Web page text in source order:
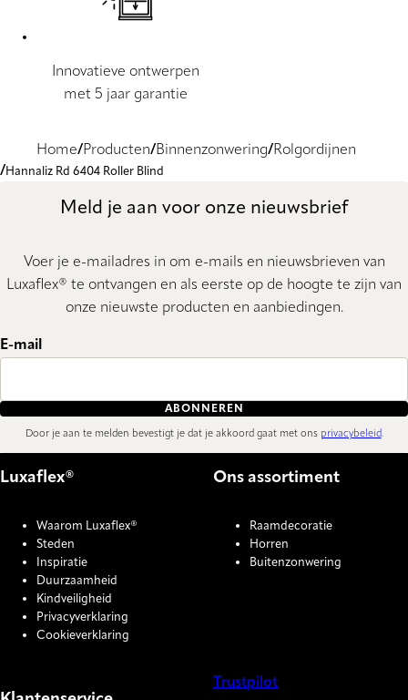
Innovatieve ontwerpen
met 5 jaar garantie
Home Producten Binnenzonwering Rolgordijnen
Hannaliz Rd 6404 Roller Blind
Meld je aan voor onze nieuwsbrief
Voer je e-mailadres in om e-mails en nieuwsbrieven van
Luxaflex® te ontvangen en als eerste op de hoogte te zijn van
onze nieuwste producten en aanbiedingen.
E-mail
ABONNEREN
Door je aan te melden bevestigt je dat je akkoord gaat met ons privacybeleid.
Luxaflex®
Waarom Luxaflex®
Steden
Inspiratie
Duurzaamheid
Kindveiligheid
Privacyverklaring
Cookieverklaring
Ons assortiment
Raamdecoratie
Horren
Buitenzonwering
Trustpilot